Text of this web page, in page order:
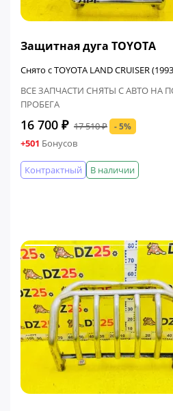
Защитная дуга TOYOTA
Снято с TOYOTA LAND CRUISER
ВСЕ ЗАПЧАСТИ СНЯТЫ С АВТО НА
ПРОБЕГА
16 700 ₽ 17 510 ₽ - 5%
+501 Бонусов
В наличии
Контрактный